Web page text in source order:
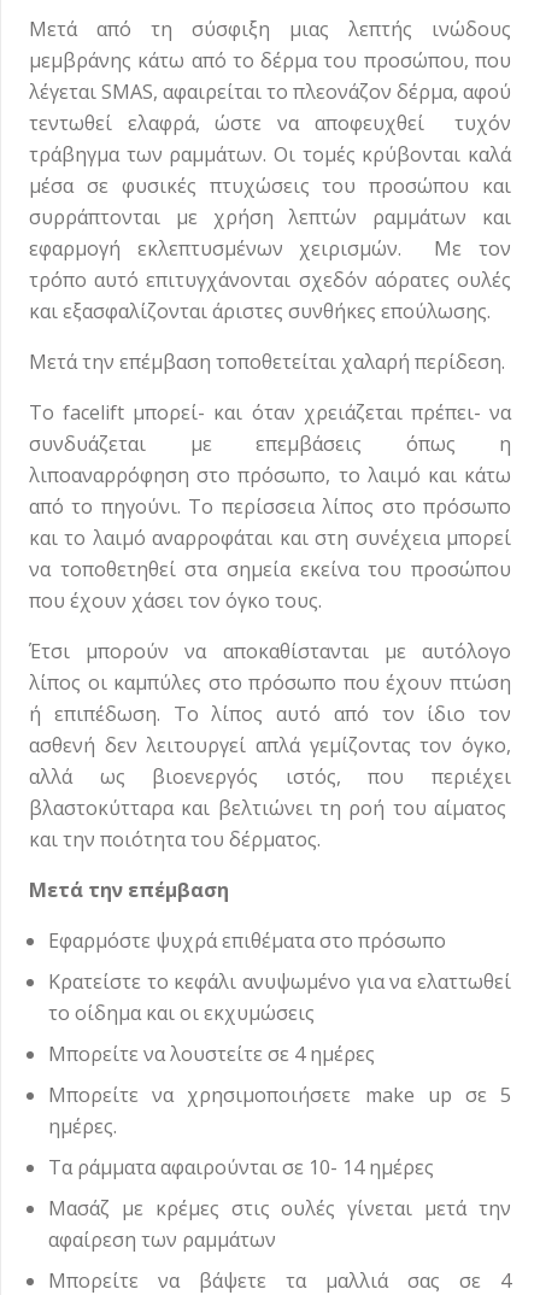
Μετά από τη σύσφιξη μιας λεπτής ινώδους
μεμβράνης κάτω από το δέρμα του προσώπου, που
λέγεται SMAS, αφαιρείται το πλεονάζον δέρμα, αφού
τεντωθεί ελαφρά, ώστε να αποφευχθεί τυχόν
τράβηγμα των ραμμάτων. Οι τομές κρύβονται καλά
μέσα σε φυσικές πτυχώσεις του προσώπου και
συρράπτονται με χρήση λεπτών ραμμάτων και
εφαρμογή εκλεπτυσμένων χειρισμών. Με τον
τρόπο αυτό επιτυγχάνονται σχεδόν αόρατες ουλές
και εξασφαλίζονται άριστες συνθήκες επούλωσης.
Μετά την επέμβαση τοποθετείται χαλαρή περίδεση.
Το facelift μπορεί- και όταν χρειάζεται πρέπει- να
συνδυάζεται με επεμβάσεις όπως η
λιποαναρρόφηση στο πρόσωπο, το λαιμό και κάτω
από το πηγούνι. Το περίσσεια λίπος στο πρόσωπο
και το λαιμό αναρροφάται και στη συνέχεια μπορεί
να τοποθετηθεί στα σημεία εκείνα του προσώπου
που έχουν χάσει τον όγκο τους.
Έτσι μπορούν να αποκαθίστανται με αυτόλογο
λίπος οι καμπύλες στο πρόσωπο που έχουν πτώση
ή επιπέδωση. Το λίπος αυτό από τον ίδιο τον
ασθενή δεν λειτουργεί απλά γεμίζοντας τον όγκο,
αλλά ως βιοενεργός ιστός, που περιέχει
βλαστοκύτταρα και βελτιώνει τη ροή του αίματος
και την ποιότητα του δέρματος.
Μετά την επέμβαση
Εφαρμόστε ψυχρά επιθέματα στο πρόσωπο
Κρατείστε το κεφάλι ανυψωμένο για να ελαττωθεί
το οίδημα και οι εκχυμώσεις
Μπορείτε να λουστείτε σε 4 ημέρες
Μπορείτε να χρησιμοποιήσετε make up σε 5
ημέρες.
Τα ράμματα αφαιρούνται σε 10- 14 ημέρες
Μασάζ με κρέμες στις ουλές γίνεται μετά την
αφαίρεση των ραμμάτων
Μπορείτε να βάψετε τα μαλλιά σας σε 4